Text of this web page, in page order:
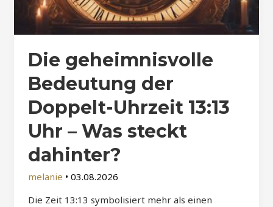
Die geheimnisvolle
Bedeutung der
Doppelt-Uhrzeit 13:13
Uhr – Was steckt
dahinter?
melanie • 03.08.2026
Die Zeit 13:13 symbolisiert mehr als einen